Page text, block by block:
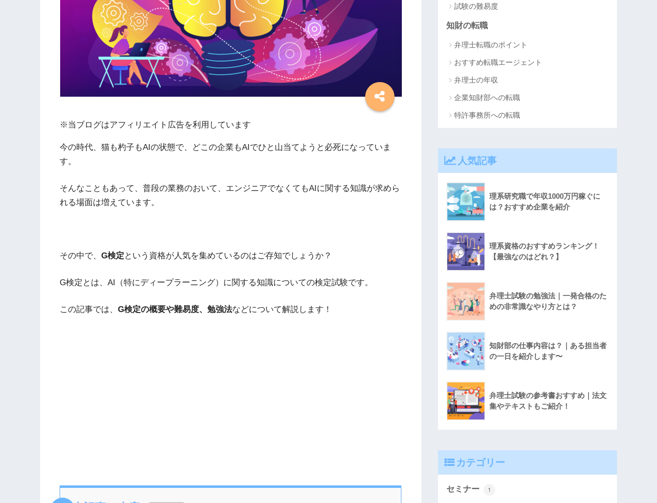
※当ブログはアフィリエイト広告を利用しています
今の時代、猫も杓子もAIの状態で、どこの企業もAIでひと山当てようと必死になっていま
す。
そんなこともあって、普段の業務のおいて、エンジニアでなくてもAIに関する知識が求めら
れる場面は増えています。
その中で、 G検定 という資格が人気を集めているのはご存知でしょうか？
G検定とは、AI（特にディープラーニング）に関する知識についての検定試験です。
この記事では、 G検定の概要や難易度、勉強法などについて解説します！
試験の難易度
知財の転職
弁理士転職のポイント
おすすめ転職エージェント
弁理士の年収
企業知財部への転職
特許事務所への転職
人気記事
理系研究職で年収1000万円稼ぐに
は？おすすめ企業を紹介
理系資格のおすすめランキング！
【最強なのはどれ？】
弁理士試験の勉強法｜一発合格のた
めの非常識なやり方とは？
知財部の仕事内容は？｜ある担当者
の一日を紹介します〜
弁理士試験の参考書おすすめ｜法文
集やテキストもご紹介！
カテゴリー
セミナー 1